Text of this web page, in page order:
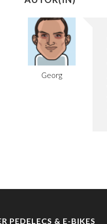
Georg
PEDELECS & E-BIKES